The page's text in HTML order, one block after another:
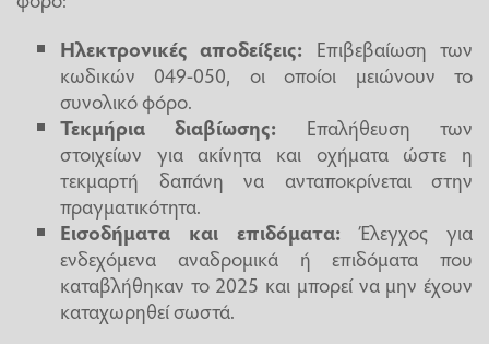
Ηλεκτρονικές αποδείξεις: Επιβεβαίωση των
κωδικών 049-050, οι οποίοι μειώνουν το
συνολικό φόρο.
Τεκμήρια διαβίωσης: Επαλήθευση των
στοιχείων για ακίνητα και οχήματα ώστε η
τεκμαρτή δαπάνη να ανταποκρίνεται στην
πραγματικότητα.
Εισοδήματα και επιδόματα: Έλεγχος για
ενδεχόμενα αναδρομικά ή επιδόματα που
καταβλήθηκαν το 2025 και μπορεί να μην έχουν
καταχωρηθεί σωστά.